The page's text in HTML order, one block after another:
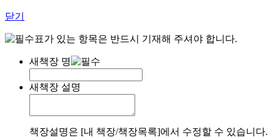
닫기
표가 있는 항목은 반드시 기재해 주셔야 합니다.
새책장 명
새책장 설명
책장설명은 [내 책장/책장목록]에서 수정할 수 있습니다.